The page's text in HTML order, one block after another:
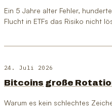
Ein 5 Jahre alter Fehler,
Flucht in ETFs das Risiko nicht
24. Juli 2026
Bitcoins große
Warum es kein schlechtes